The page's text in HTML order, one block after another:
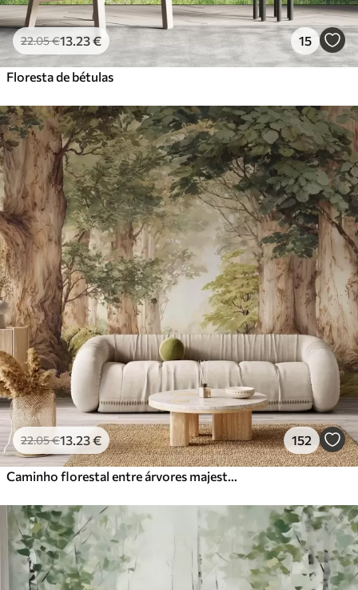
Peel and Stick
81.6749.00€/m²
22.05€13 .23€ 15
Floresta de bétulas
22.05€13 .23€ 152